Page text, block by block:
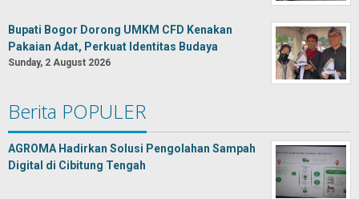
Bupati Bogor Dorong UMKM CFD Kenakan
Pakaian Adat, Perkuat Identitas Budaya
Sunday, 2 August 2026
Berita POPULER
AGROMA Hadirkan Solusi Pengolahan Sampah
Digital di Cibitung Tengah